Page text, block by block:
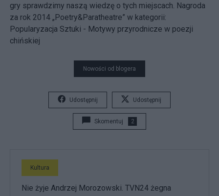
gry sprawdzimy naszą wiedzę o tych miejscach. Nagroda
za rok 2014 „Poetry&Paratheatre” w kategorii:
Popularyzacja Sztuki - Motywy przyrodnicze w poezji
chińskiej
Nowości od blogera
Udostępnij Udostępnij
Skomentuj 2
Kultura
Nie żyje Andrzej Morozowski. TVN24 żegna